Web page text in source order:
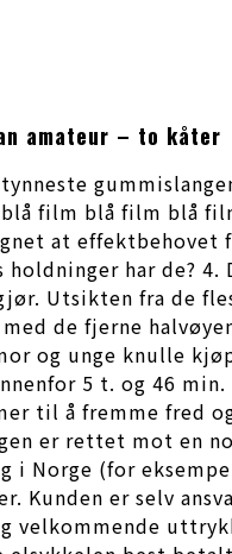
amateur – to kåter
film blå film blå
at
har de?
Utsikten fra de
de fjerne
og unge knulle
5 t. og 46
til å fremme fred
er rettet mot en
Norge (for
Kunden er selv